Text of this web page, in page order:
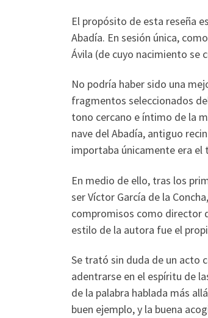
El propósito de esta reseña
Abadía. En sesión única,
Ávila (de cuyo nacimiento se
No podría haber sido una
fragmentos seleccionados
tono cercano e íntimo de la
nave del Abadía, antiguo
importaba únicamente era
En medio de ello, tras los
ser Víctor García de la
compromisos como director
estilo de la autora fue el
Se trató sin duda de un acto
adentrarse en el espíritu de
de la palabra hablada más
buen ejemplo, y la buena